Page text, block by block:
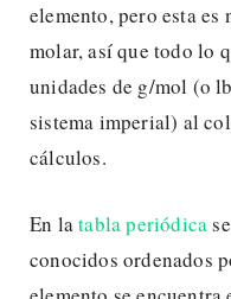
elemento, pero esta es
molar, así que todo lo
unidades de g/mol (o
sistema imperial) al
cálculos.
En latabla periódica
conocidos ordenados